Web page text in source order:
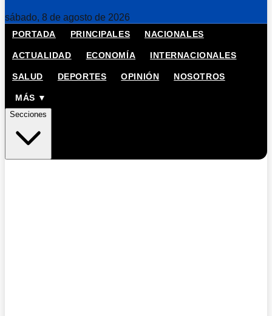
sábado, 8 de agosto de 2026
PORTADA PRINCIPALES NACIONALES
ACTUALIDAD ECONOMÍA INTERNACIONALES
SALUD DEPORTES OPINIÓN NOSOTROS
MÁS ▼
Secciones